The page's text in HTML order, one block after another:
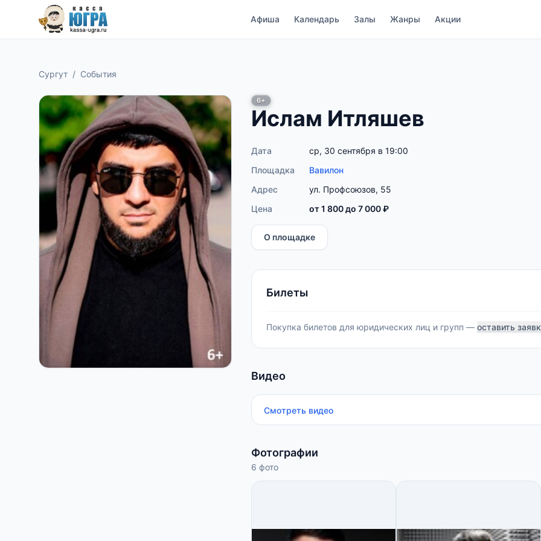
Афиша Календарь Залы Жанры Акции
Сургут / События
6+
Ислам Итляшев
Дата
ср, 30 сентября в 19:00
Площадка
Вавилон
Адрес
ул. Профсоюзов, 55
Цена
от 1 800 до 7 000 ₽
О площадке
Билеты
Покупка билетов для юридических лиц и групп — оставить
Видео
Смотреть видео
Фотографии
6 фото